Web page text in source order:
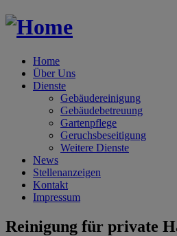
Home
Über Uns
Dienste
Gebäudereinigung
Gebäudebetreuung
Gartenpflege
Geruchsbeseitigung
Weitere Dienste
News
Stellenanzeigen
Kontakt
Impressum
Reinigung für private